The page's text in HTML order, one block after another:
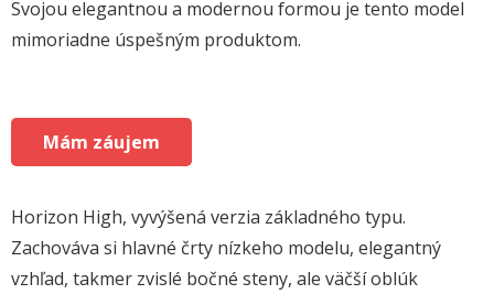
Svojou elegantnou a modernou formou je tento model
mimoriadne úspešným produktom.
Mám záujem
Horizon High, vyvýšená verzia základného typu.
Zachováva si hlavné črty nízkeho modelu, elegantný
vzhľad, takmer zvislé bočné steny, ale väčší oblúk